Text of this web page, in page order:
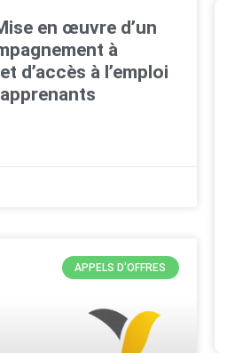
en œuvre d’un
à
d’accès à l’emploi
APPELS D'OFFRES